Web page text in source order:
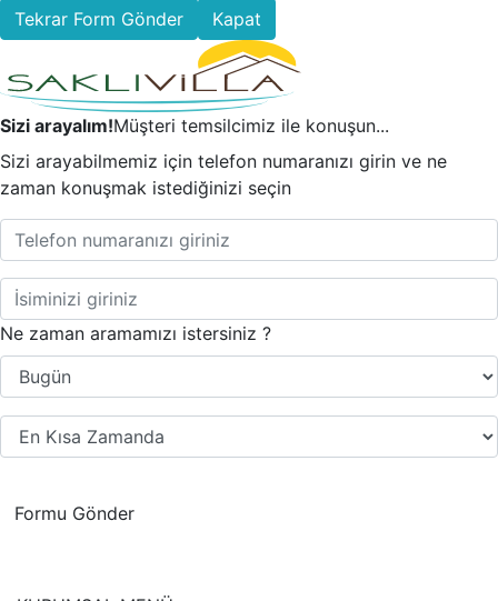
Tekrar Form Gönder
Kapat
Sizi arayalım!Müşteri temsilcimiz ile konuşun...
Sizi arayabilmemiz için telefon numaranızı girin ve ne
zaman konuşmak istediğinizi seçin
Ne zaman aramamızı istersiniz ?
Formu Gönder